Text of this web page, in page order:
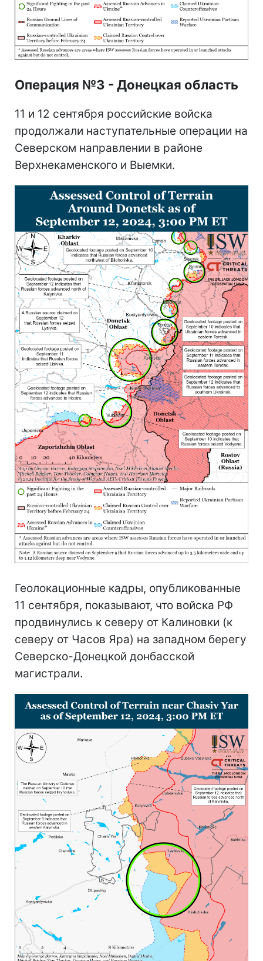
Операция №3 - Донецкая область
11 и 12 сентября российские войска
продолжали наступательные операции на
Северском направлении в районе
Верхнекаменского и Выемки.
Геолокационные кадры, опубликованные
11 сентября, показывают, что войска РФ
продвинулись к северу от Калиновки (к
северу от Часов Яра) на западном берегу
Северско-Донецкой донбасской
магистрали.